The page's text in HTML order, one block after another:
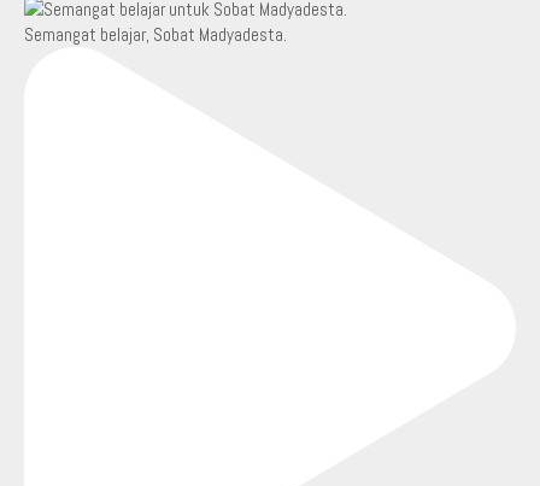
Semangat belajar, Sobat Madyadesta.